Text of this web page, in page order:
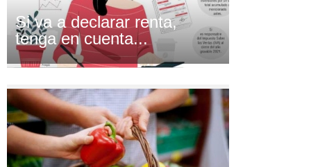
Si va a declarar renta,
tenga en cuenta...